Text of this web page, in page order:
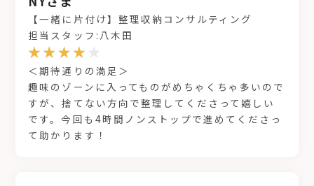
【一緒に片付け】整理収納コンサルティング
担当スタッフ:八木田
＜期待通りの満足＞
趣味のゾーンに入ってものがめちゃくちゃ多いので
すが、捨てない方向で整理してくださって嬉しい
です。今回も4時間ノンストップで進めてくださっ
て助かります！